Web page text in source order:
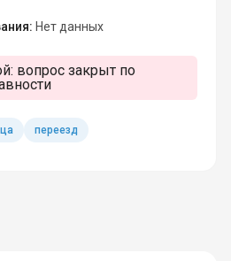
Нет данных
вопрос закрыт по
переезд